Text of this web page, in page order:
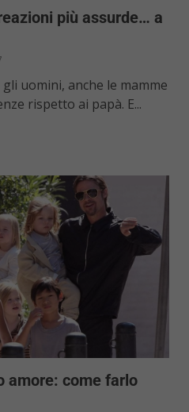
più assurde… a
uomini, anche le mamme
rispetto ai papà. E...
amore: come farlo